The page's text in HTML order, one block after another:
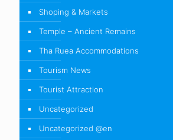
Shoping & Markets
Temple – Ancient Remains
Tha Ruea Accommodations
Tourism News
Tourist Attraction
Uncategorized
Uncategorized @en